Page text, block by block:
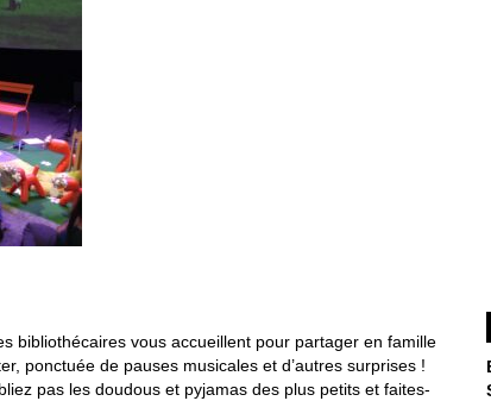
bibliothécaires vous accueillent pour partager en famille
ponctuée de pauses musicales et d’autres surprises !
pas les doudous et pyjamas des plus petits et faites-